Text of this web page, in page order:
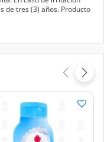
de tres (3) años. Producto